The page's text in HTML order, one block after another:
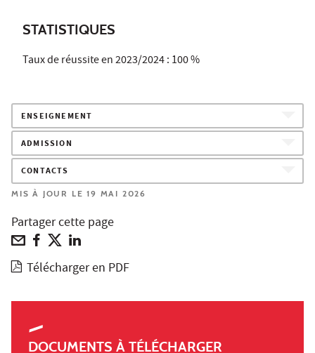
STATISTIQUES
Taux de réussite en 2023/2024 : 100 %
ENSEIGNEMENT
ADMISSION
CONTACTS
MIS À JOUR LE 19 MAI 2026
Partager cette page
Télécharger en PDF
DOCUMENTS À TÉLÉCHARGER